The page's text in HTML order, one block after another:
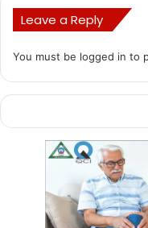
Leave a Reply
You must be logged in to